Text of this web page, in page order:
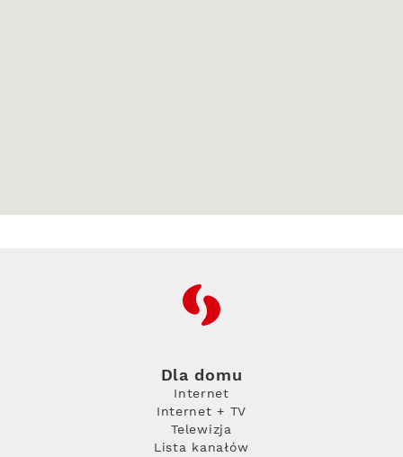
RFC
Dla domu
Internet
Internet + TV
Telewizja
Lista kanałów